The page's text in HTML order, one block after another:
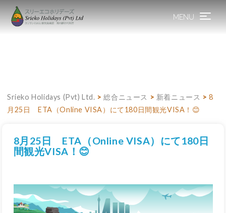
MENU Toggle
Srieko Holidays (Pvt) Ltd. >総合ニュース > 新着ニュース >8
月25日 ETA（Online VISA）にて180日間観光VISA！😊
8月25日 ETA（Online VISA）にて180日
間観光VISA！😊